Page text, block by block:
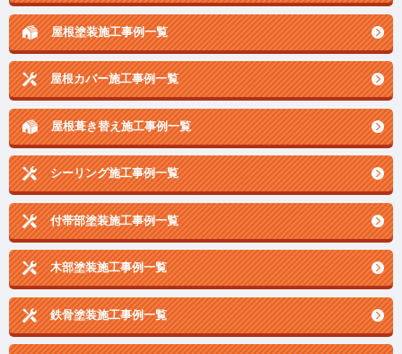
屋根塗装施工事例一覧
屋根カバー施工事例一覧
屋根葺き替え施工事例一覧
シーリング施工事例一覧
付帯部塗装施工事例一覧
木部塗装施工事例一覧
鉄骨塗装施工事例一覧